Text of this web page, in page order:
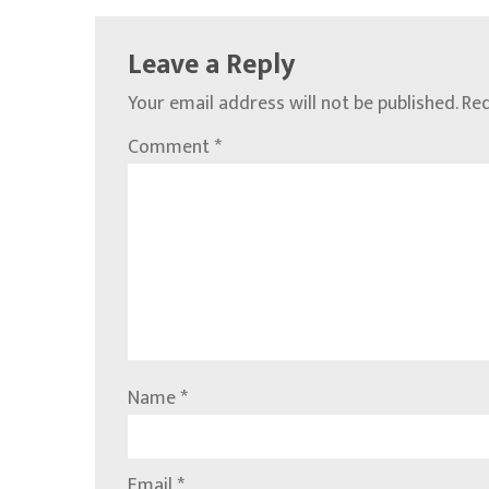
Leave a Reply
Your email address will not be published.
Comment*
Name*